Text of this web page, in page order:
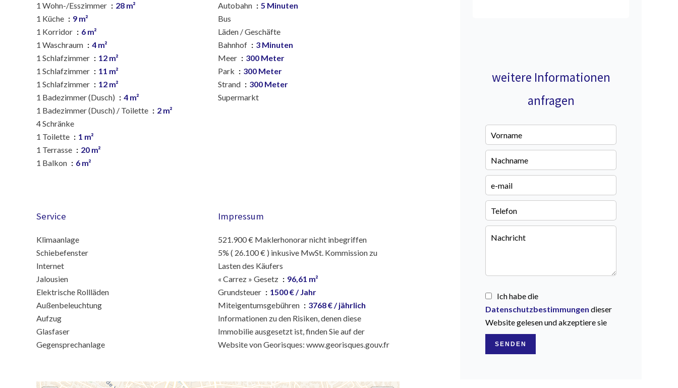
1 Wohn-/Esszimmer
28 m²
1 Küche
9 m²
1 Korridor
6 m²
1 Waschraum
4 m²
1 Schlafzimmer
12 m²
1 Schlafzimmer
11 m²
1 Schlafzimmer
12 m²
1 Badezimmer (Dusch)
4 m²
1 Badezimmer (Dusch) / Toilette
2 m²
4 Schränke
1 Toilette
1 m²
1 Terrasse
20 m²
1 Balkon
6 m²
Autobahn
5 Minuten
Bus
Läden / Geschäfte
Bahnhof
3 Minuten
Meer
300 Meter
Park
300 Meter
Strand
300 Meter
Supermarkt
Service
Klimaanlage
Schiebefenster
Internet
Jalousien
Elektrische Rollläden
Außenbeleuchtung
Aufzug
Glasfaser
Gegensprechanlage
Impressum
521.900 € Maklerhonorar nicht inbegriffen
5% ( 26.100 € ) inkusive MwSt. Kommission zu
Lasten des Käufers
« Carrez » Gesetz
96,61 m²
Grundsteuer
1500 € / Jahr
Miteigentumsgebühren
3768 € / jährlich
Informationen zu den Risiken, denen diese
Immobilie ausgesetzt ist, finden Sie auf der
Website von Georisques: www.georisques.gouv.fr
weitere Informationen
anfragen
Ich habe die
Datenschutzbestimmungen dieser
Website gelesen und akzeptiere sie
SENDEN